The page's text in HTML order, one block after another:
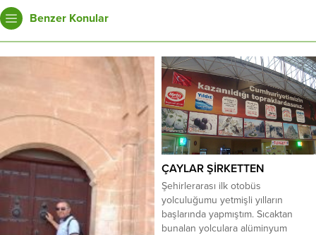
Benzer Konular
ÇAYLAR ŞİRKETTEN
Şehirlerarası ilk otobüs
yolculuğumu yetmişli yılların
başlarında yapmıştım. Sıcaktan
bunalan yolculara alüminyum